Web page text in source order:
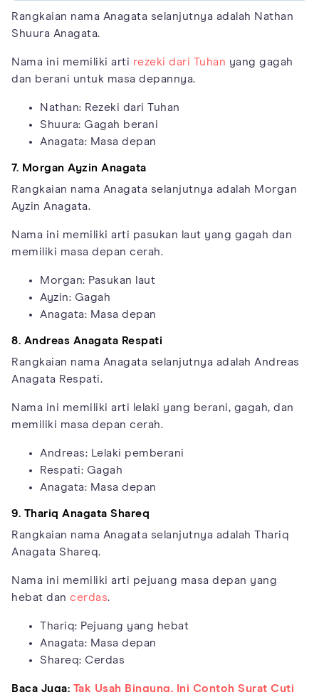
Rangkaian nama Anagata selanjutnya adalah Nathan
Shuura Anagata.
Nama ini memiliki arti rezeki dari Tuhan yang gagah
dan berani untuk masa depannya.
Nathan: Rezeki dari Tuhan
Shuura: Gagah berani
Anagata: Masa depan
7. Morgan Ayzin Anagata
Rangkaian nama Anagata selanjutnya adalah Morgan
Ayzin Anagata.
Nama ini memiliki arti pasukan laut yang gagah dan
memiliki masa depan cerah.
Morgan: Pasukan laut
Ayzin: Gagah
Anagata: Masa depan
8. Andreas Anagata Respati
Rangkaian nama Anagata selanjutnya adalah Andreas
Anagata Respati.
Nama ini memiliki arti lelaki yang berani, gagah, dan
memiliki masa depan cerah.
Andreas: Lelaki pemberani
Respati: Gagah
Anagata: Masa depan
9. Thariq Anagata Shareq
Rangkaian nama Anagata selanjutnya adalah Thariq
Anagata Shareq.
Nama ini memiliki arti pejuang masa depan yang
hebat dan cerdas.
Thariq: Pejuang yang hebat
Anagata: Masa depan
Shareq: Cerdas
Baca Juga: Tak Usah Bingung, Ini Contoh Surat Cuti